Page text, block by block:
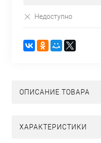
Недоступно
ОПИСАНИЕ ТОВАРА
ХАРАКТЕРИСТИКИ